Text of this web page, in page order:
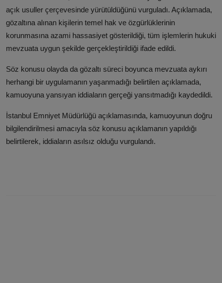
açık usuller çerçevesinde yürütüldüğünü vurguladı. Açıklamada,
gözaltına alınan kişilerin temel hak ve özgürlüklerinin
korunmasına azami hassasiyet gösterildiği, tüm işlemlerin hukuki
mevzuata uygun şekilde gerçekleştirildiği ifade edildi.
Söz konusu olayda da gözaltı süreci boyunca mevzuata aykırı
herhangi bir uygulamanın yaşanmadığı belirtilen açıklamada,
kamuoyuna yansıyan iddiaların gerçeği yansıtmadığı kaydedildi.
İstanbul Emniyet Müdürlüğü açıklamasında, kamuoyunun doğru
bilgilendirilmesi amacıyla söz konusu açıklamanın yapıldığı
belirtilerek, iddiaların asılsız olduğu vurgulandı.